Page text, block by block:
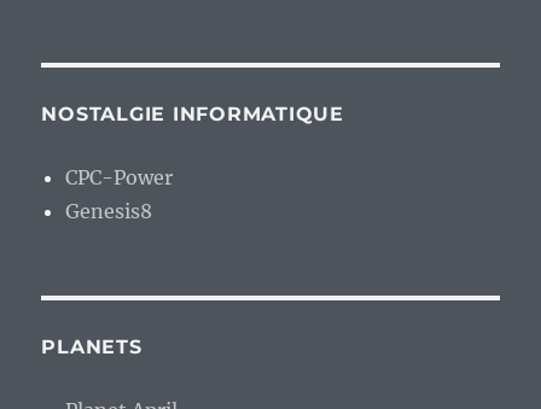
NOSTALGIE INFORMATIQUE
CPC-Power
Genesis8
PLANETS